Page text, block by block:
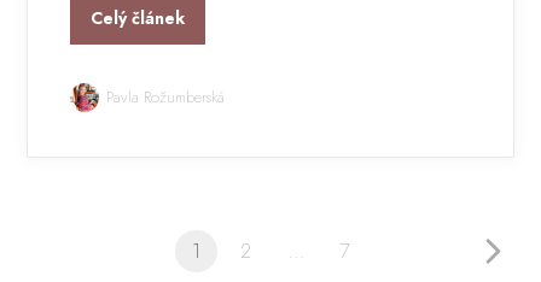
Celý článek
Pavla Rožumberská
1 2 … 7